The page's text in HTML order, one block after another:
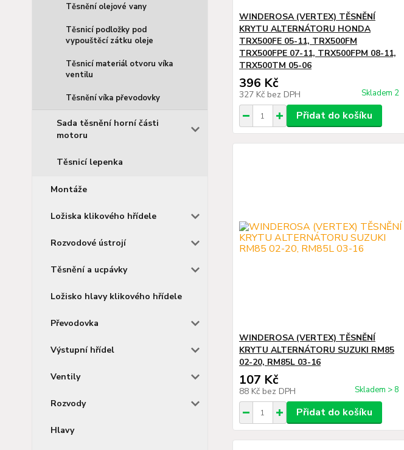
Těsnění olejové vany
Těsnicí podložky pod
vypouštěcí zátku oleje
Těsnicí materiál otvoru víka
ventilu
Těsnění víka převodovky
Sada těsnění horní části
motoru
Těsnicí lepenka
Montáže
Ložiska klikového hřídele
Rozvodové ústrojí
Těsnění a ucpávky
Ložisko hlavy klikového hřídele
Převodovka
Výstupní hřídel
Ventily
Rozvody
Hlavy
WINDEROSA (VERTEX) TĚSNĚNÍ
KRYTU ALTERNÁTORU HONDA
TRX500FE 05-11, TRX500FM
TRX500FPE 07-11, TRX500FPM 08-11,
TRX500TM 05-06
396 Kč
327 Kč bez DPH Skladem 2
Přidat do košíku
WINDEROSA (VERTEX) TĚSNĚNÍ
KRYTU ALTERNÁTORU SUZUKI RM85
02-20, RM85L 03-16
107 Kč
88 Kč bez DPH Skladem > 8
Přidat do košíku